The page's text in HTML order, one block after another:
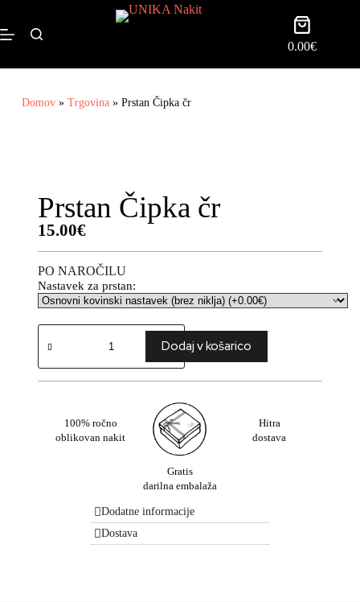
0.00€
Domov» Trgovina» Prstan Čipka čr
Prstan Čipka čr
15.00€
PO NAROČILU
Nastavek za prstan:
Dodaj v košarico
100% ročno
oblikovan nakit
Gratis
darilna embalaža
Hitra
dostava
Dodatne informacije
Dostava